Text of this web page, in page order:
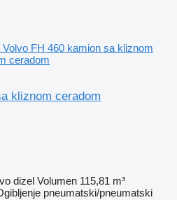
Volvo FH 460 kamion sa kliznom
ceradom
kliznom ceradom
dizel Volumen 115,81 m³
pneumatski/pneumatski